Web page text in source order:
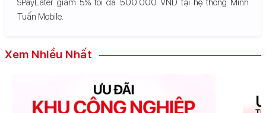
SPayLater giảm 5% tối đa 500.000 VND tại hệ thống Minh
Tuấn Mobile.
Xem Nhiều Nhất